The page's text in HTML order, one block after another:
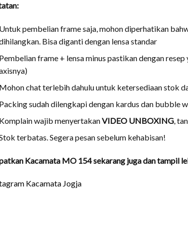
pembelian frame saja, mohon diperhatikan
Bisa diganti dengan lensa standar
frame + lensa minus pastikan dengan
chat terlebih dahulu untuk ketersediaan stok
sudah dilengkapi dengan kardus dan bubble
wajib menyertakanVIDEO UNBOXING ,
terbatas. Segera pesan sebelum kehabisan!
Kacamata MO 154 sekarang juga dan tampil
Kacamata Jogja